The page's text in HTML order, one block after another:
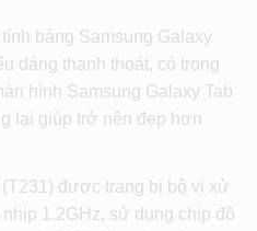
tính bảng Samsung Galaxy
dáng thanh thoát, có trọng
hình Samsung Galaxy Tab
lại giúp trở nên đẹp hơn
được trang bị bộ vi xử
1.2GHz, sử dụng chip đồ